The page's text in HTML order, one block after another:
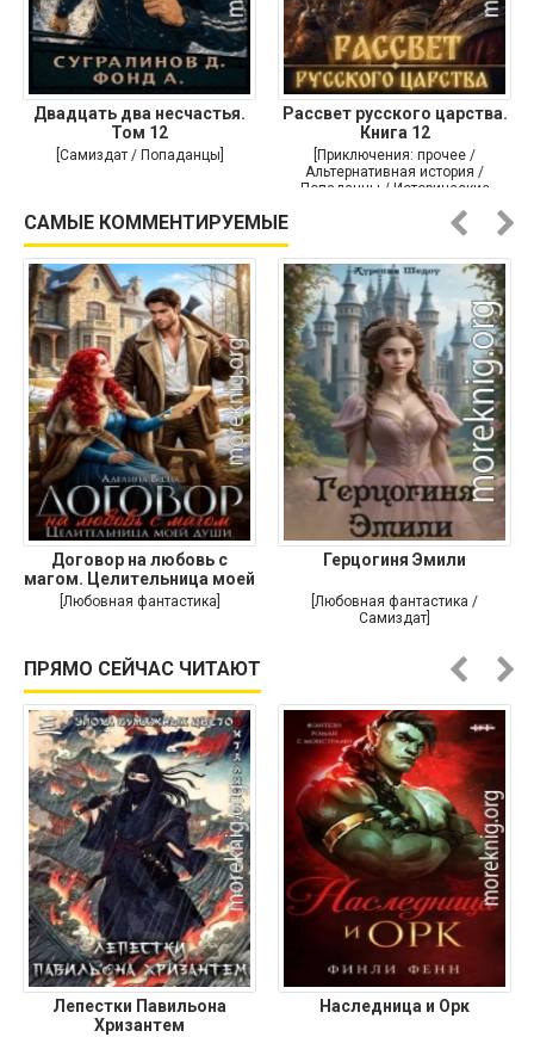
Двадцать два несчастья.
Том 12
[Самиздат / Попаданцы]
Рассвет русского царства.
Книга 12
[Приключения: прочее /
Альтернативная история /
Попаданцы / Исторические
САМЫЕ КОММЕНТИРУЕМЫЕ
Договор на любовь с
магом. Целительница моей
души
[Любовная фантастика]
Герцогиня Эмили
[Любовная фантастика /
Самиздат]
ПРЯМО СЕЙЧАС ЧИТАЮТ
Лепестки Павильона
Хризантем
Наследница и Орк